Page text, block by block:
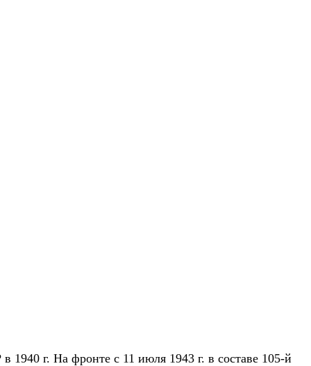
г. На фронте с 11 июля 1943 г. в составе 105-й